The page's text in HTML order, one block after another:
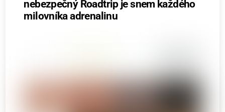
nebezpečný Roadtrip je snem každého
milovníka adrenalinu